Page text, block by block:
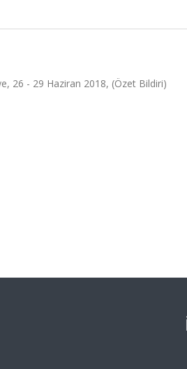
26 - 29 Haziran 2018, (Özet Bildiri)